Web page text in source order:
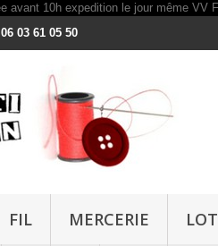
06 03 61 05 50
FIL MERCERIE LOT